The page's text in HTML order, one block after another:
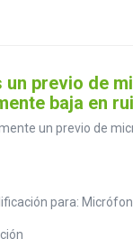
un previo de
baja en
un previo de
para: